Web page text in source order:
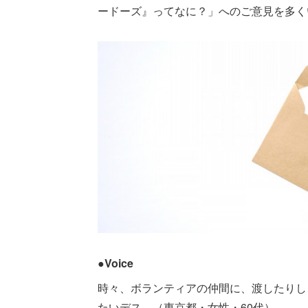
ードーズ』ってなに？」へのご意見を多
●Voice
時々、ボランティアの仲間に、渡したり